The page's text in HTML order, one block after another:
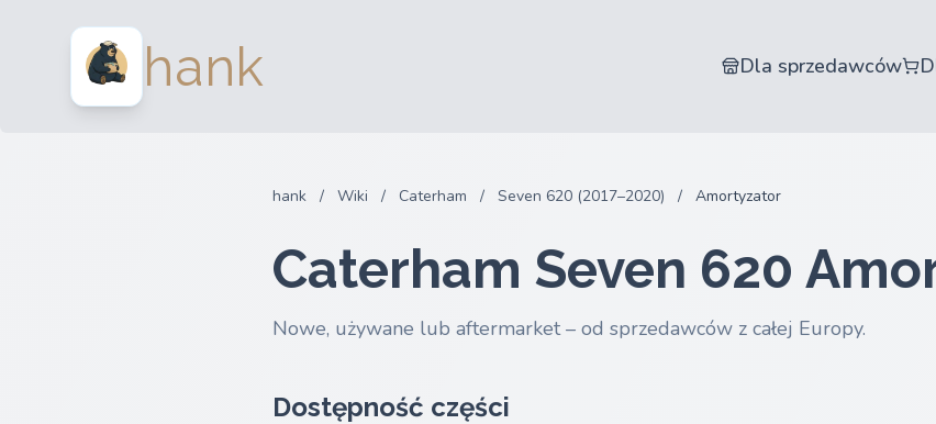
hank Dla sprzedawców
hank / Wiki / Caterham / Seven 620 (2017–2020) / Amortyzator
Caterham Seven 620
Nowe, używane lub aftermarket – od sprzedawców z całej Europy.
Dostępność części